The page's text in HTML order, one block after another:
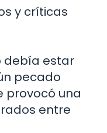
y críticas
debía estar
pecado
provocó una
entre